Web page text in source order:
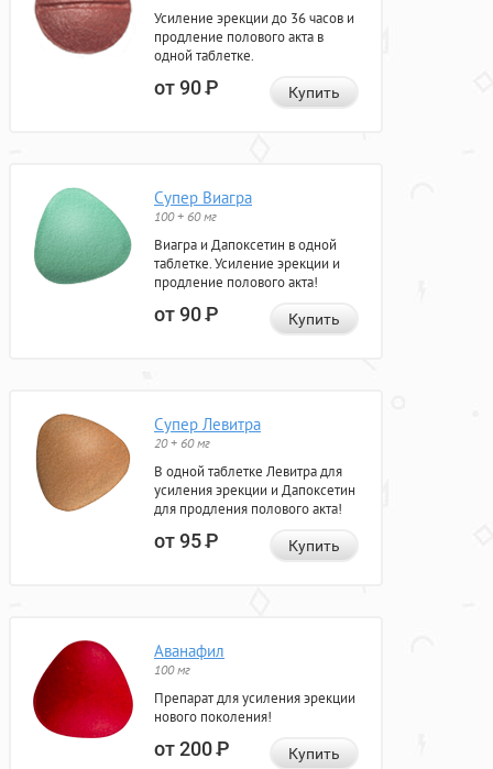
Усиление эрекции до 36 часов и
продление полового акта в
одной таблетке.
от 90Р Купить
Супер Виагра
100 + 60 мг
Виагра и Дапоксетин в одной
таблетке. Усиление эрекции и
продление полового акта!
от 90Р Купить
Супер Левитра
20 + 60 мг
В одной таблетке Левитра для
усиления эрекции и Дапоксетин
для продления полового акта!
от 95Р Купить
Аванафил
100 мг
Препарат для усиления эрекции
нового поколения!
от 200Р Купить